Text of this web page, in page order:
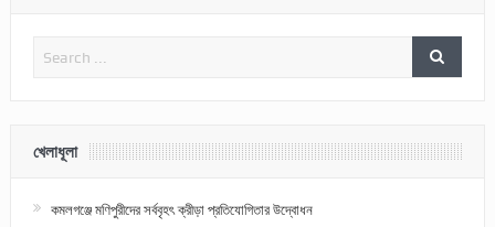
খেলাধূলা
কমলগঞ্জে মণিপুরীদের সর্ববৃহৎ ক্রীড়া প্রতিযোগিতার উদ্বোধন